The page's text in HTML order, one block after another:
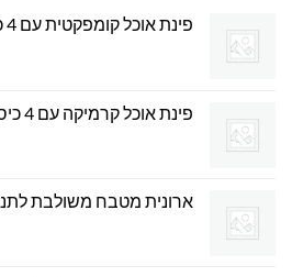
פינת אוכל קומפקטית עם 4 כיסאות מרופדים
פינת אוכל קרמיקה עם 4 כיסאות
ארונית מטבח משולבת